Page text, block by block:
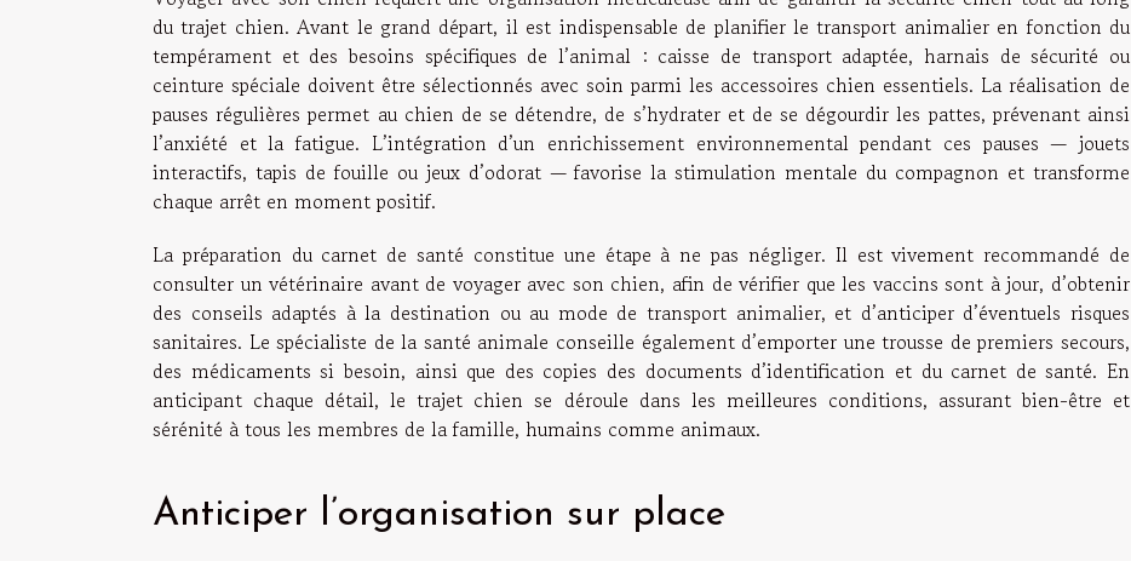
du trajet chien. Avant le grand départ, il est indispensable de planifier le transport animalier en fonction du
tempérament et des besoins spécifiques de l’animal : caisse de transport adaptée, harnais de sécurité ou
ceinture spéciale doivent être sélectionnés avec soin parmi les accessoires chien essentiels. La réalisation de
pauses régulières permet au chien de se détendre, de s’hydrater et de se dégourdir les pattes, prévenant ainsi
l’anxiété et la fatigue. L’intégration d’un enrichissement environnemental pendant ces pauses — jouets
interactifs, tapis de fouille ou jeux d’odorat — favorise la stimulation mentale du compagnon et transforme
chaque arrêt en moment positif.
La préparation du carnet de santé constitue une étape à ne pas négliger. Il est vivement recommandé de
consulter un vétérinaire avant de voyager avec son chien, afin de vérifier que les vaccins sont à jour, d’obtenir
des conseils adaptés à la destination ou au mode de transport animalier, et d’anticiper d’éventuels risques
sanitaires. Le spécialiste de la santé animale conseille également d’emporter une trousse de premiers secours,
des médicaments si besoin, ainsi que des copies des documents d’identification et du carnet de santé. En
anticipant chaque détail, le trajet chien se déroule dans les meilleures conditions, assurant bien-être et
sérénité à tous les membres de la famille, humains comme animaux.
Anticiper l’organisation sur place